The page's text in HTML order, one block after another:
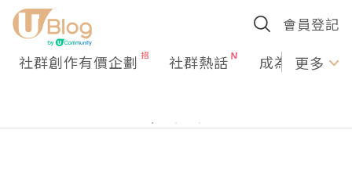
會員登記
社群創作有價企劃 社群熱話 成為U更多